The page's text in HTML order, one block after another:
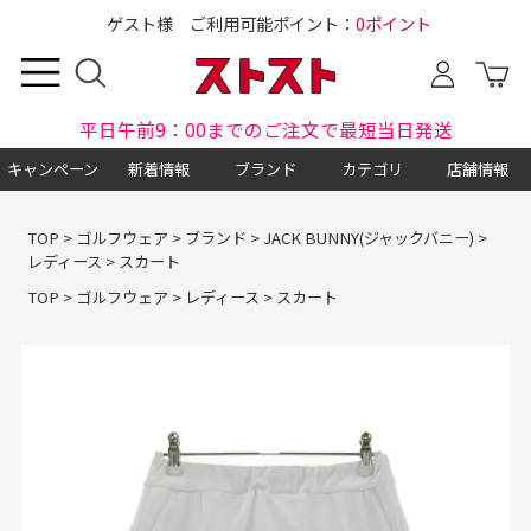
ゲスト様 ご利用可能ポイント： 0ポイント
平日午前9：00までのご注文で最短当日発送
キャンペーン 新着情報 ブランド カテゴリ 店舗情報
TOP > ゴルフウェア > ブランド > JACK BUNNY(ジャックバニー) >
レディース > スカート
TOP > ゴルフウェア > レディース > スカート